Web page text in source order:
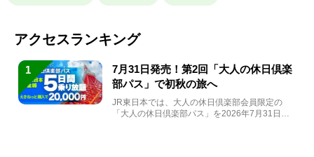
アクセスランキング
1
7月31日発売！第2回「大人の休日倶楽
部パス」で初秋の旅へ
JR東日本では、大人の休日倶楽部会員限定の
「大人の休日倶楽部パス」を2026年7月31日